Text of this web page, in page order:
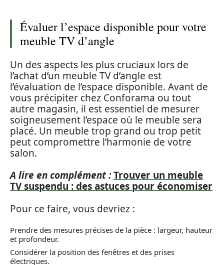
Évaluer l’espace disponible pour votre
meuble TV d’angle
Un des aspects les plus cruciaux lors de
l’achat d’un meuble TV d’angle est
l’évaluation de l’espace disponible. Avant de
vous précipiter chez Conforama ou tout
autre magasin, il est essentiel de mesurer
soigneusement l’espace où le meuble sera
placé. Un meuble trop grand ou trop petit
peut compromettre l’harmonie de votre
salon.
A lire en complément :Trouver un meuble
TV suspendu : des astuces pour économiser
Pour ce faire, vous devriez :
Prendre des mesures précises de la pièce : largeur, hauteur
et profondeur.
Considérer la position des fenêtres et des prises
électriques.